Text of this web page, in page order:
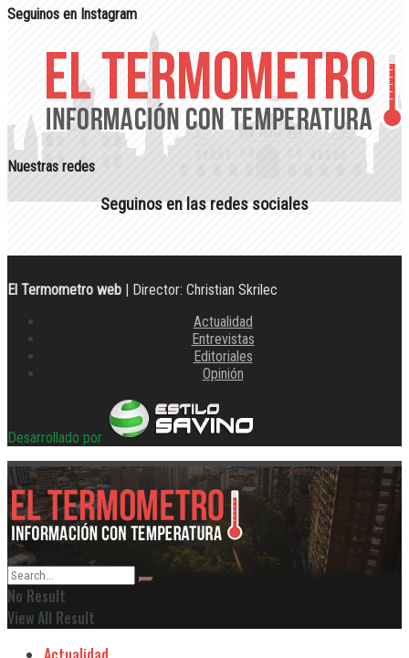
Seguinos en Instagram
Nuestras redes
Seguinos en las redes sociales
El Termometro web | Director: Christian Skrilec
Actualidad
Entrevistas
Editoriales
Opinión
Desarrollado por
No Result
View All Result